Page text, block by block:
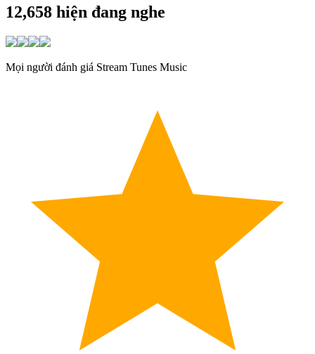
12,658 hiện đang nghe
Mọi người đánh giá Stream Tunes Music